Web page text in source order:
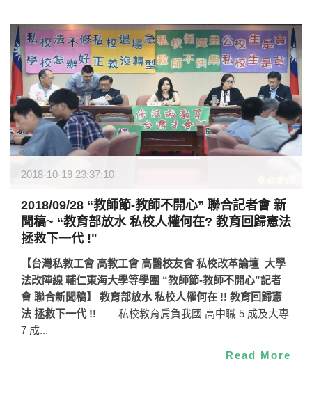
2018-10-19 23:37:10
2018/09/28 “教師節-教師不開心” 聯合記者會 新
聞稿~ “教育部放水 私校人權何在? 教育回歸憲法
拯救下一代 !"
【台灣私教工會 高教工會 高醫校友會 私校改革論壇 大學
法改陣線 輔仁東海大學等學團 “教師節-教師不開心”記者
會 聯合新聞稿】
教育部放水 私校人權何在 !! 教育回歸憲
法 拯救下一代 !! 私校教育肩負我國 高中職 5 成及大專
7 成...
Read More